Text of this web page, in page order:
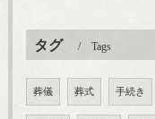
タグ Tags
葬儀 葬式 手続き